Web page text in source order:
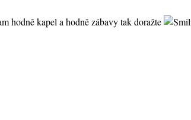
hodně kapel a hodně zábavy tak doražte